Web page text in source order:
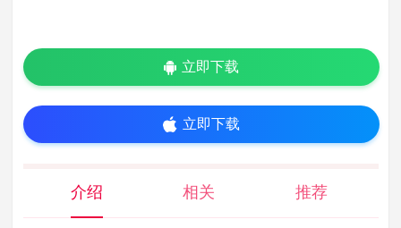
立即下载
立即下载
介绍 相关 推荐